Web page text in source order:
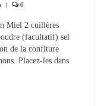
| 0
Miel 2 cuillères
(facultatif) sel
de la confiture
Placez-les dans